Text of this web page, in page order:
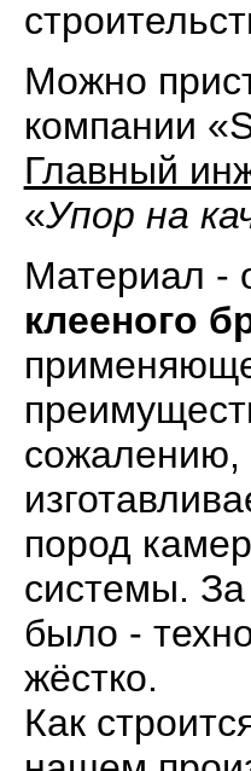
Можно
компании
Главный
«Упор на
Материал -
клееного
сожалению,
пород
системы.
было -
жёстко.
Как